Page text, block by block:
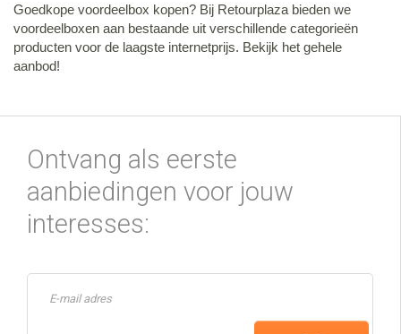
Goedkope voordeelbox kopen? Bij Retourplaza bieden we
voordeelboxen aan bestaande uit verschillende categorieën
producten voor de laagste internetprijs. Bekijk het gehele
aanbod!
Ontvang als eerste
aanbiedingen voor jouw
interesses: